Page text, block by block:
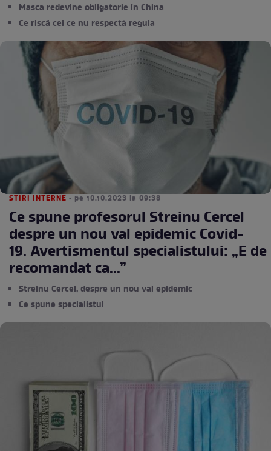
Masca redevine obligatorie în China
Ce riscă cei ce nu respectă regula
STIRI INTERNE • pe 10.10.2023 la 09:38
Ce spune profesorul Streinu Cercel
despre un nou val epidemic Covid-
19. Avertismentul specialistului: „E de
recomandat ca...”
Streinu Cercel, despre un nou val epidemic
Ce spune specialistul